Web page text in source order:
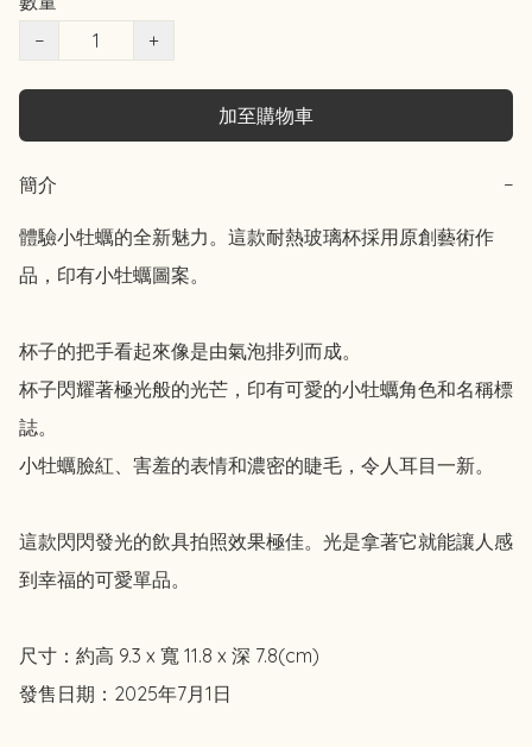
−
+
加至購物車
簡介 −
體驗小牡蠣的全新魅力。這款耐熱玻璃杯採用原創藝術作
品，印有小牡蠣圖案。
杯子的把手看起來像是由氣泡排列而成。
杯子閃耀著極光般的光芒，印有可愛的小牡蠣角色和名稱標
誌。
小牡蠣臉紅、害羞的表情和濃密的睫毛，令人耳目一新。
這款閃閃發光的飲具拍照效果極佳。光是拿著它就能讓人感
到幸福的可愛單品。
尺寸：約高 9.3 x 寬 11.8 x 深 7.8(cm)
發售日期：2025年7月1日